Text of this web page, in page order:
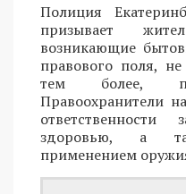
Полиция
призывает
возникающие
правового поля,
тем более,
Правоохранители
здоровью, а
применением